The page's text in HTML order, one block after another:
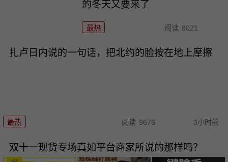
的冬天又要来了
最热 阅读 8021
扎卢日内说的一句话，把北约的脸按在地上摩擦
最热 阅读 9676 3小时前
双十一现货专场真如平台商家所说的那样吗？